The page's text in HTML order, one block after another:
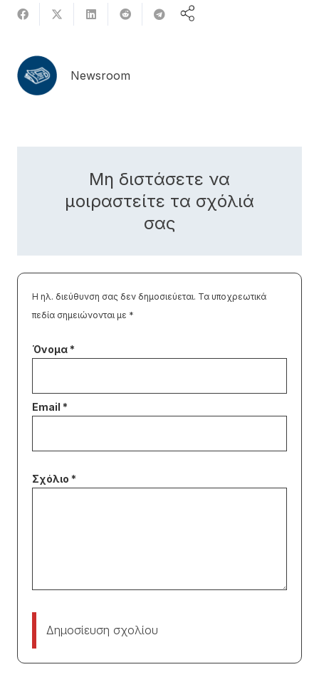
Newsroom
Μη διστάσετε να
μοιραστείτε τα σχόλιά
σας
Η ηλ. διεύθυνση σας δεν δημοσιεύεται. Τα υποχρεωτικά
πεδία σημειώνονται με *
Δημοσίευση σχολίου